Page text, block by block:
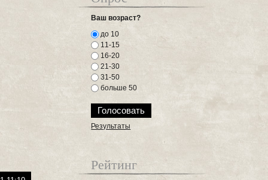
Ваш возраст?
до 10
11-15
16-20
21-30
31-50
больше 50
Результаты
Рейтинг